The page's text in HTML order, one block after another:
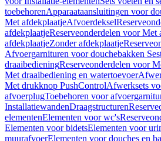
toebehorenApparaataansluitingen voor
Met afdekplaatjeAfvoerdeksel
afdekplaatjeReserveonderdelen voor Met
afdekplaatjeZonder afdekplaatje
Afvoergarnituren voor douchebakken
draaibedieningReserveonderdelen voor
Met draaibediening en watertoevoer
Met drukknop PushControlAfwerksets
afvoerplugToebehoren voor
InstallatiewandenDraagstructuren
elementenElementen voor wc's
Elementen voor bidetsElementen voor
muurafvoerElementen voor douches en